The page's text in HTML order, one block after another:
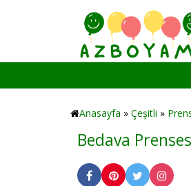
Anasayfa » Çeşitli »
Bedava